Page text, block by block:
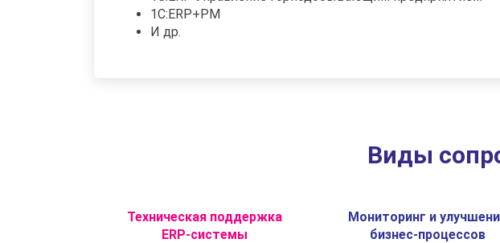
1С:ERP+PM
И др.
Виды
Техническая поддержка
ERP-системы
Мониторинг и
бизнес-процессов